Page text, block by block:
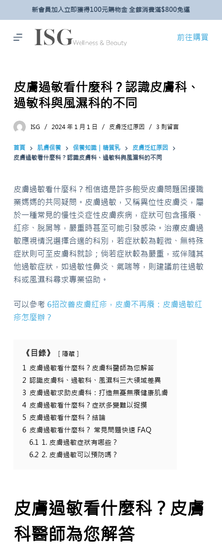
主
新會員加入立即獲得100元購物金 全館消費滿$800免運
前往購買
皮膚過敏看什麼科？認識皮膚科、
過敏科與風濕科的不同
ISG 2024 年 1 月 1 日 皮膚泛紅原因 3 則留言
首頁 肌膚保養 保養知識｜精質乳
皮膚泛紅原因
皮膚過敏看什麼科？認識皮膚科、過敏科與風濕科的不同
皮膚過敏看什麼科？相信這是許多飽受皮膚問題困擾職
業媽媽的共同疑問。皮膚過敏，又稱異位性皮膚炎，屬
於一種常見的慢性炎症性皮膚疾病，症狀可包含搔癢、
紅疹、脫屑等，嚴重時甚至可能引發感染。治療皮膚過
敏應視情況選擇合適的科別，若症狀較為輕微、無特殊
症狀則可至皮膚科就診；倘若症狀較為嚴重，或伴隨其
他過敏症狀，如過敏性鼻炎、氣喘等，則建議前往過敏
科或風濕科尋求專業協助。
可以參考 6招改善皮膚紅疹，皮膚不再癢：皮膚過敏紅
疹怎麼辦？
《目錄》 隱藏
1
皮膚過敏看什麼科？皮膚科醫師為您解答
2 認識皮膚科、過敏科、風濕科三大領域差異
3 皮膚過敏求助皮膚科：打造無憂無癢健康肌膚
4 皮膚過敏看什麼科？症狀多變難以捉摸
5 皮膚過敏看什麼科？結論
6 皮膚過敏看什麼科？ 常見問題快速 FAQ
6.1 1. 皮膚過敏症狀有哪些？
6.2 2. 皮膚過敏可以預防嗎？
皮膚過敏看什麼科？皮膚
科醫師為您解答